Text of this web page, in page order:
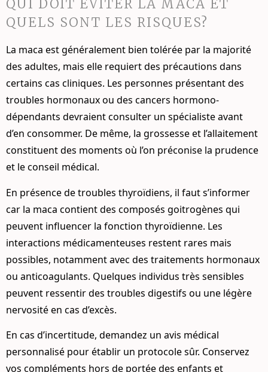
QUI DOIT ÉVITER LA MACA ET
QUELS SONT LES RISQUES?
La maca est généralement bien tolérée par la majorité
des adultes, mais elle requiert des précautions dans
certains cas cliniques. Les personnes présentant des
troubles hormonaux ou des cancers hormono-
dépendants devraient consulter un spécialiste avant
d’en consommer. De même, la grossesse et l’allaitement
constituent des moments où l’on préconise la prudence
et le conseil médical.
En présence de troubles thyroïdiens, il faut s’informer
car la maca contient des composés goitrogènes qui
peuvent influencer la fonction thyroïdienne. Les
interactions médicamenteuses restent rares mais
possibles, notamment avec des traitements hormonaux
ou anticoagulants. Quelques individus très sensibles
peuvent ressentir des troubles digestifs ou une légère
nervosité en cas d’excès.
En cas d’incertitude, demandez un avis médical
personnalisé pour établir un protocole sûr. Conservez
vos compléments hors de portée des enfants et